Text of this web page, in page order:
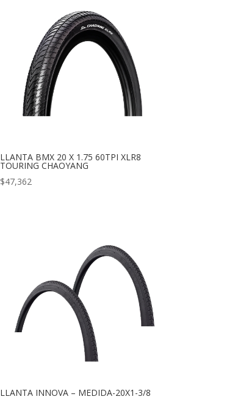
LLANTA BMX 20 X 1.75 60TPI XLR8
TOURING CHAOYANG
$47,362
LLANTA INNOVA – MEDIDA-20X1-3/8